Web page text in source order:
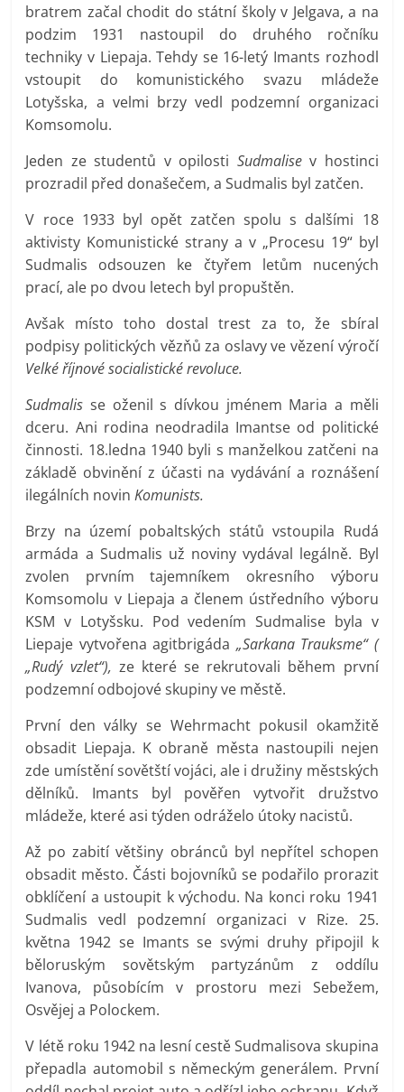
bratrem začal chodit do státní školy v Jelgava, a na
podzim 1931 nastoupil do druhého ročníku
techniky v Liepaja. Tehdy se 16-letý Imants rozhodl
vstoupit do komunistického svazu mládeže
Lotyšska, a velmi brzy vedl podzemní organizaci
Komsomolu.
Jeden ze studentů v opilosti Sudmalisev hostinci
prozradil před donašečem, a Sudmalis byl zatčen.
V roce 1933 byl opět zatčen spolu s dalšími 18
aktivisty Komunistické strany a v „Procesu 19“ byl
Sudmalis odsouzen ke čtyřem letům nucených
prací, ale po dvou letech byl propuštěn.
Avšak místo toho dostal trest za to, že sbíral
podpisy politických vězňů za oslavy ve vězení výročí
Velké říjnové socialistické revoluce.
Sudmalis se oženil s dívkou jménem Maria a měli
dceru. Ani rodina neodradila Imantse od politické
činnosti. 18.ledna 1940 byli s manželkou zatčeni na
základě obvinění z účasti na vydávání a roznášení
ilegálních novinKomunists.
Brzy na území pobaltských států vstoupila Rudá
armáda a Sudmalis už noviny vydával legálně. Byl
zvolen prvním tajemníkem okresního výboru
Komsomolu v Liepaja a členem ústředního výboru
KSM v Lotyšsku. Pod vedením Sudmalise byla v
Liepaje vytvořena agitbrigáda „Sarkana Trauksme“ (
„Rudý vzlet“), ze které se rekrutovali během první
podzemní odbojové skupiny ve městě.
První den války se Wehrmacht pokusil okamžitě
obsadit Liepaja. K obraně města nastoupili nejen
zde umístění sovětští vojáci, ale i družiny městských
dělníků. Imants byl pověřen vytvořit družstvo
mládeže, které asi týden odráželo útoky nacistů.
Až po zabití většiny obránců byl nepřítel schopen
obsadit město. Části bojovníků se podařilo prorazit
obklíčení a ustoupit k východu. Na konci roku 1941
Sudmalis vedl podzemní organizaci v Rize. 25.
května 1942 se Imants se svými druhy připojil k
běloruským sovětským partyzánům z oddílu
Ivanova, působícím v prostoru mezi Sebežem,
Osvějej a Polockem.
V létě roku 1942 na lesní cestě Sudmalisova skupina
přepadla automobil s německým generálem. První